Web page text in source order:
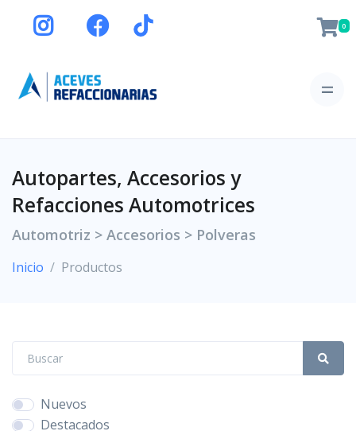
0
Autopartes, Accesorios y
Refacciones Automotrices
Automotriz > Accesorios > Polveras
Inicio Productos
Nuevos
Destacados